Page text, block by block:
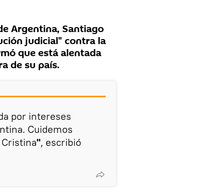
Argentina, Santiago
judicial" contra la
que está alentada
de su país.
por intereses
Cuidemos
", escribió